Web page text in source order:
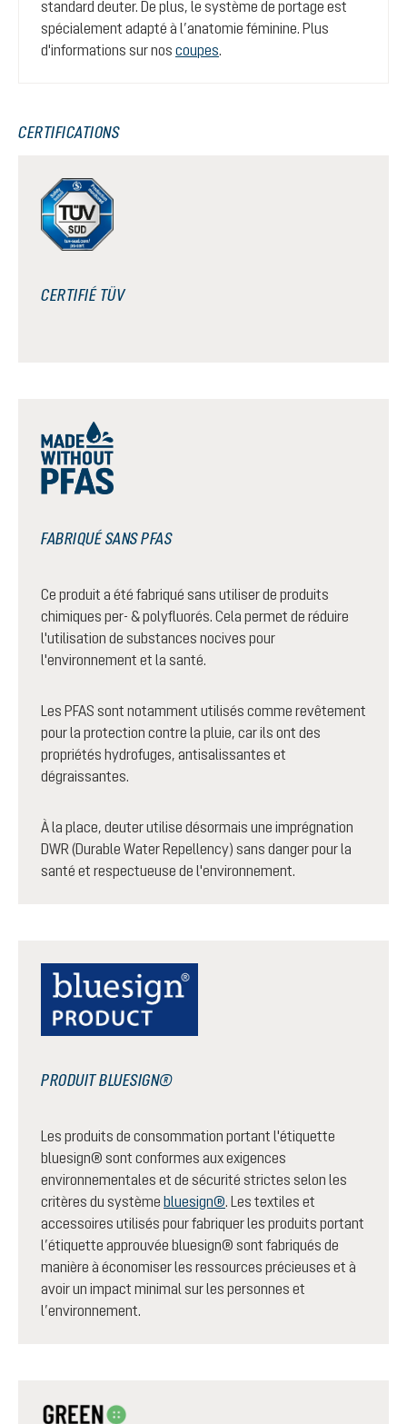
standard deuter. De plus, le système de portage est
spécialement adapté à l’anatomie féminine. Plus
d'informations sur nos coupes.
CERTIFICATIONS
CERTIFIÉ TÜV
FABRIQUÉ SANS PFAS
Ce produit a été fabriqué sans utiliser de produits
chimiques per- & polyfluorés. Cela permet de réduire
l'utilisation de substances nocives pour
l'environnement et la santé.
Les PFAS sont notamment utilisés comme revêtement
pour la protection contre la pluie, car ils ont des
propriétés hydrofuges, antisalissantes et
dégraissantes.
À la place, deuter utilise désormais une imprégnation
DWR (Durable Water Repellency) sans danger pour la
santé et respectueuse de l'environnement.
PRODUIT BLUESIGN®
Les produits de consommation portant l'étiquette
bluesign® sont conformes aux exigences
environnementales et de sécurité strictes selon les
critères du système bluesign®. Les textiles et
accessoires utilisés pour fabriquer les produits portant
l’étiquette approuvée bluesign® sont fabriqués de
manière à économiser les ressources précieuses et à
avoir un impact minimal sur les personnes et
l’environnement.